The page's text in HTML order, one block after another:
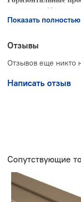
метражом. Нарезка
Показать полностью
Отзывы
Отзывов еще никто
Написать отзыв
Сопутствующие